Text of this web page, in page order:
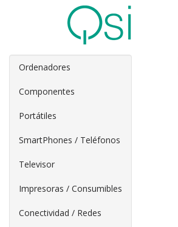
Ordenadores
Componentes
Portátiles
SmartPhones / Teléfonos
Televisor
Impresoras / Consumibles
Conectividad / Redes